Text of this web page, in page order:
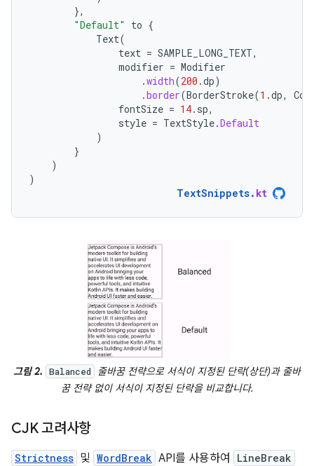
},
"Default"
to {
Text(
text = SAMPLE_LONG_TEXT,
modifier = Modifier
.width(200.dp)
.border(BorderStroke(1.dp,
fontSize = 14. sp,
style = TextStyle.Default
)
}
)
)
TextSnippets. kt
그림 2. Balanced
줄바꿈 전략으로 서식이 지정된 단락(상단)과 줄바
꿈 전략 없이 서식이 지정된 단락을 비교합니다.
CJK 고려사항
Strictness 및 WordBreak API를 사용하여 LineBreak